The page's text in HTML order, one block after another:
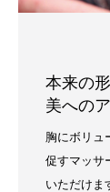
本来の
美への
胸にボリュ
促すマッサ
いただけま